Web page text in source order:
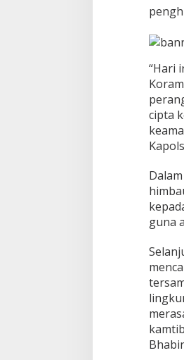
r
i
“Hari
cipta
guna